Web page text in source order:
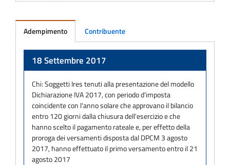
Adempimento Contribuente
18 Settembre 2017
Chi:Soggetti Ires tenuti alla presentazione del modello
Dichiarazione IVA 2017, con periodo d'imposta
coincidente con l'anno solare che approvano il bilancio
entro 120 giorni dalla chiusura dell'esercizio e che
hanno scelto il pagamento rateale e, per effetto della
proroga dei versamenti disposta dal DPCM 3 agosto
2017, hanno effettuato il primo versamento entro il 21
agosto 2017